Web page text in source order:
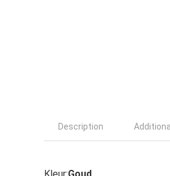
Description